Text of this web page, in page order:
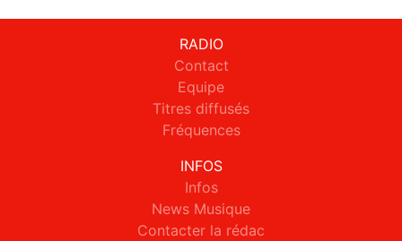
RADIO
Contact
Equipe
Titres diffusés
Fréquences
INFOS
Infos
News Musique
Contacter la rédac